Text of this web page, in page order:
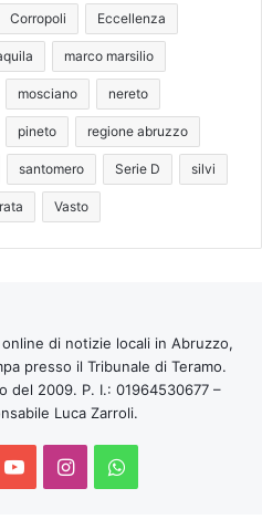
Corropoli Eccellenza
marco marsilio
mosciano nereto
pineto regione abruzzo
santomero Serie D silvi
Vasto
di notizie locali in Abruzzo,
presso il Tribunale di Teramo.
del 2009. P. I.: 01964530677 –
Luca Zarroli.
You InstagramWhatsApp